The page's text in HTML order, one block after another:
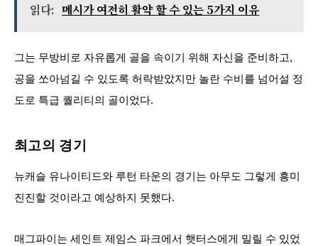
읽다: 메시가 여전히 활약 할 수 있는 5가지 이유
그는 무방비로 자유롭게 골을 속이기 위해 자신을 준비하고,
공을 쏘아넘길 수 있도록 허락받았지만 놀란 수비를 넘어설 정
도로 특급 퀄리티의 골이었다.
최고의 경기
뉴캐슬 유나이티드와 루턴 타운의 경기는 아무도 그렇게 흥미
진진할 것이라고 예상하지 못했다.
매그파이는 세인트 제임스 파크에서 햇터스에게 밀릴 수 있었